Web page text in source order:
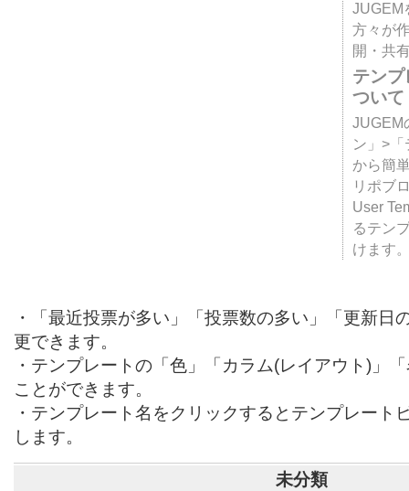
JUGEM
方々が
開・共
テン
ついて
JUGEM
ン」>
から簡
リポブ
User
るテン
けます
・「最近投票が多い」「投票数の多い」「更新日
更できます。
・テンプレートの「色」「カラム(レイアウト)」
ことができます。
・テンプレート名をクリックするとテンプレート
します。
未分類